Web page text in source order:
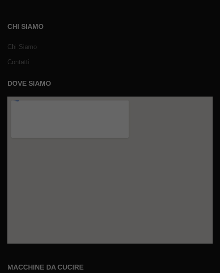
CHI SIAMO
Chi Siamo
Contatti
DOVE SIAMO
MACCHINE DA CUCIRE